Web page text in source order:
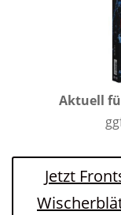
Aktuell
Jetzt